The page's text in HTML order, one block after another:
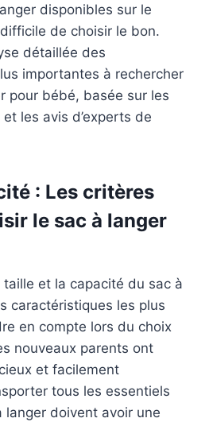
disponibles sur le
de choisir le bon.
détaillée des
importantes à rechercher
pour bébé, basée sur les
les avis d’experts de
: Les critères
le sac à langer
et la capacité du sac à
caractéristiques les plus
en compte lors du choix
nouveaux parents ont
et facilement
tous les essentiels
langer doivent avoir une